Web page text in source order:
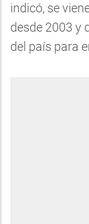
indicó, se
desde 2003 y
del país para